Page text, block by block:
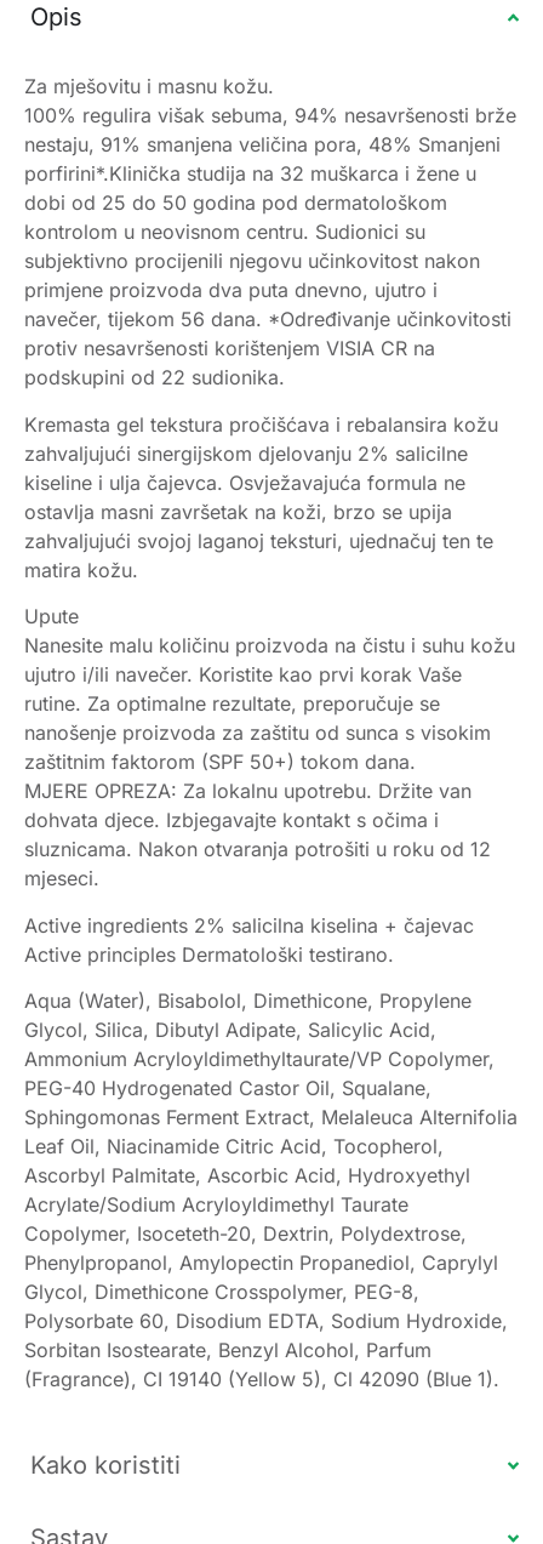
Opis
Za mješovitu i masnu kožu.
100% regulira višak sebuma, 94% nesavršenosti brže
nestaju, 91% smanjena veličina pora, 48% Smanjeni
porfirini*.Klinička studija na 32 muškarca i žene u
dobi od 25 do 50 godina pod dermatološkom
kontrolom u neovisnom centru. Sudionici su
subjektivno procijenili njegovu učinkovitost nakon
primjene proizvoda dva puta dnevno, ujutro i
navečer, tijekom 56 dana. *Određivanje učinkovitosti
protiv nesavršenosti korištenjem VISIA CR na
podskupini od 22 sudionika.
Kremasta gel tekstura pročišćava i rebalansira kožu
zahvaljujući sinergijskom djelovanju 2% salicilne
kiseline i ulja čajevca. Osvježavajuća formula ne
ostavlja masni završetak na koži, brzo se upija
zahvaljujući svojoj laganoj teksturi, ujednačuj ten te
matira kožu.
Upute
Nanesite malu količinu proizvoda na čistu i suhu kožu
ujutro i/ili navečer. Koristite kao prvi korak Vaše
rutine. Za optimalne rezultate, preporučuje se
nanošenje proizvoda za zaštitu od sunca s visokim
zaštitnim faktorom (SPF 50+) tokom dana.
MJERE OPREZA: Za lokalnu upotrebu. Držite van
dohvata djece. Izbjegavajte kontakt s očima i
sluznicama. Nakon otvaranja potrošiti u roku od 12
mjeseci.
Active ingredients 2% salicilna kiselina + čajevac
Active principles Dermatološki testirano.
Aqua (Water), Bisabolol, Dimethicone, Propylene
Glycol, Silica, Dibutyl Adipate, Salicylic Acid,
Ammonium Acryloyldimethyltaurate/VP Copolymer,
PEG-40 Hydrogenated Castor Oil, Squalane,
Sphingomonas Ferment Extract, Melaleuca Alternifolia
Leaf Oil, Niacinamide Citric Acid, Tocopherol,
Ascorbyl Palmitate, Ascorbic Acid, Hydroxyethyl
Acrylate/Sodium Acryloyldimethyl Taurate
Copolymer, Isoceteth-20, Dextrin, Polydextrose,
Phenylpropanol, Amylopectin Propanediol, Caprylyl
Glycol, Dimethicone Crosspolymer, PEG-8,
Polysorbate 60, Disodium EDTA, Sodium Hydroxide,
Sorbitan Isostearate, Benzyl Alcohol, Parfum
(Fragrance), CI 19140 (Yellow 5), Cl 42090 (Blue 1).
Kako koristiti